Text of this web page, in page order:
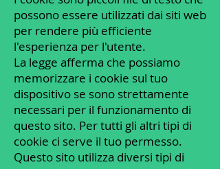
possono essere utilizzati dai siti web
per rendere più efficiente
l'esperienza per l'utente.
La legge afferma che possiamo
memorizzare i cookie sul tuo
dispositivo se sono strettamente
necessari per il funzionamento di
questo sito. Per tutti gli altri tipi di
cookie ci serve il tuo permesso.
Questo sito utilizza diversi tipi di